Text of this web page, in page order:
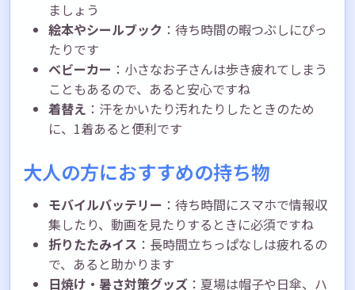
ましょう
絵本やシールブック ：待ち時間の暇つぶしにぴっ
たりです
ベビーカー ：小さなお子さんは歩き疲れてしまう
こともあるので、あると安心ですね
着替え ：汗をかいたり汚れたりしたときのため
に、1着あると便利です
大人の方におすすめの持ち物
モバイルバッテリー ：待ち時間にスマホで情報収
集したり、動画を見たりするときに必須ですね
折りたたみイス ：長時間立ちっぱなしは疲れるの
で、あると助かります
日焼け・暑さ対策グッズ ：夏場は帽子や日傘、ハ